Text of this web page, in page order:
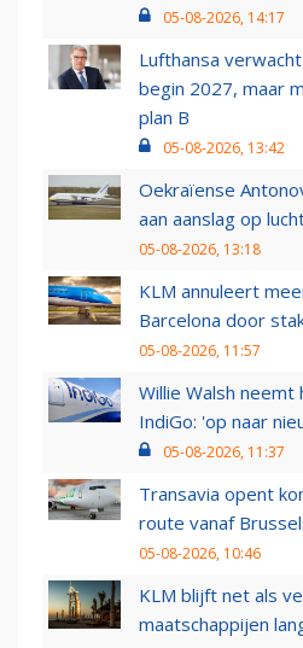
05-08-2026, 14:17
Lufthansa
begin 2027, maar
plan B
05-08-2026, 13:42
Oekraïense
aan aanslag op
05-08-2026, 13:18
KLM annuleert
Barcelona door
05-08-2026, 11:57
Willie Walsh
IndiGo: 'op naar
05-08-2026, 11:37
Transavia opent
route vanaf
05-08-2026, 10:46
KLM blijft net als
maatschappijen